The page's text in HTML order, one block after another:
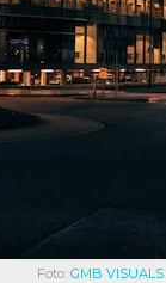
Foto: GMB VISUALS